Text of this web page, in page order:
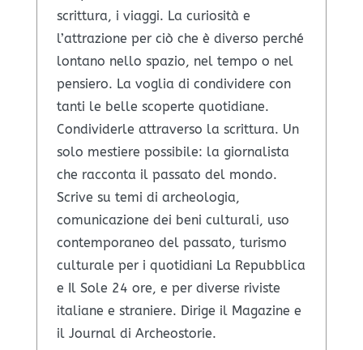
scrittura, i viaggi. La curiosità e
l’attrazione per ciò che è diverso perché
lontano nello spazio, nel tempo o nel
pensiero. La voglia di condividere con
tanti le belle scoperte quotidiane.
Condividerle attraverso la scrittura. Un
solo mestiere possibile: la giornalista
che racconta il passato del mondo.
Scrive su temi di archeologia,
comunicazione dei beni culturali, uso
contemporaneo del passato, turismo
culturale per i quotidiani La Repubblica
e Il Sole 24 ore, e per diverse riviste
italiane e straniere. Dirige il Magazine e
il Journal di Archeostorie.